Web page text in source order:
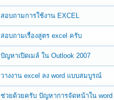
สอบถามการใช้งาน EXCEL
สอบถามเรื่องสูตร excel ครับ
ปัญหาเปิดเมล์ ใน Outlook 2007
วางงาน excel ลง word แบบสมบูรณ์
ช่วยด้วยครับ ปัญหาการจัดหน้าใน word